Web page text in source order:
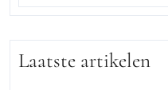
Laatste artikelen